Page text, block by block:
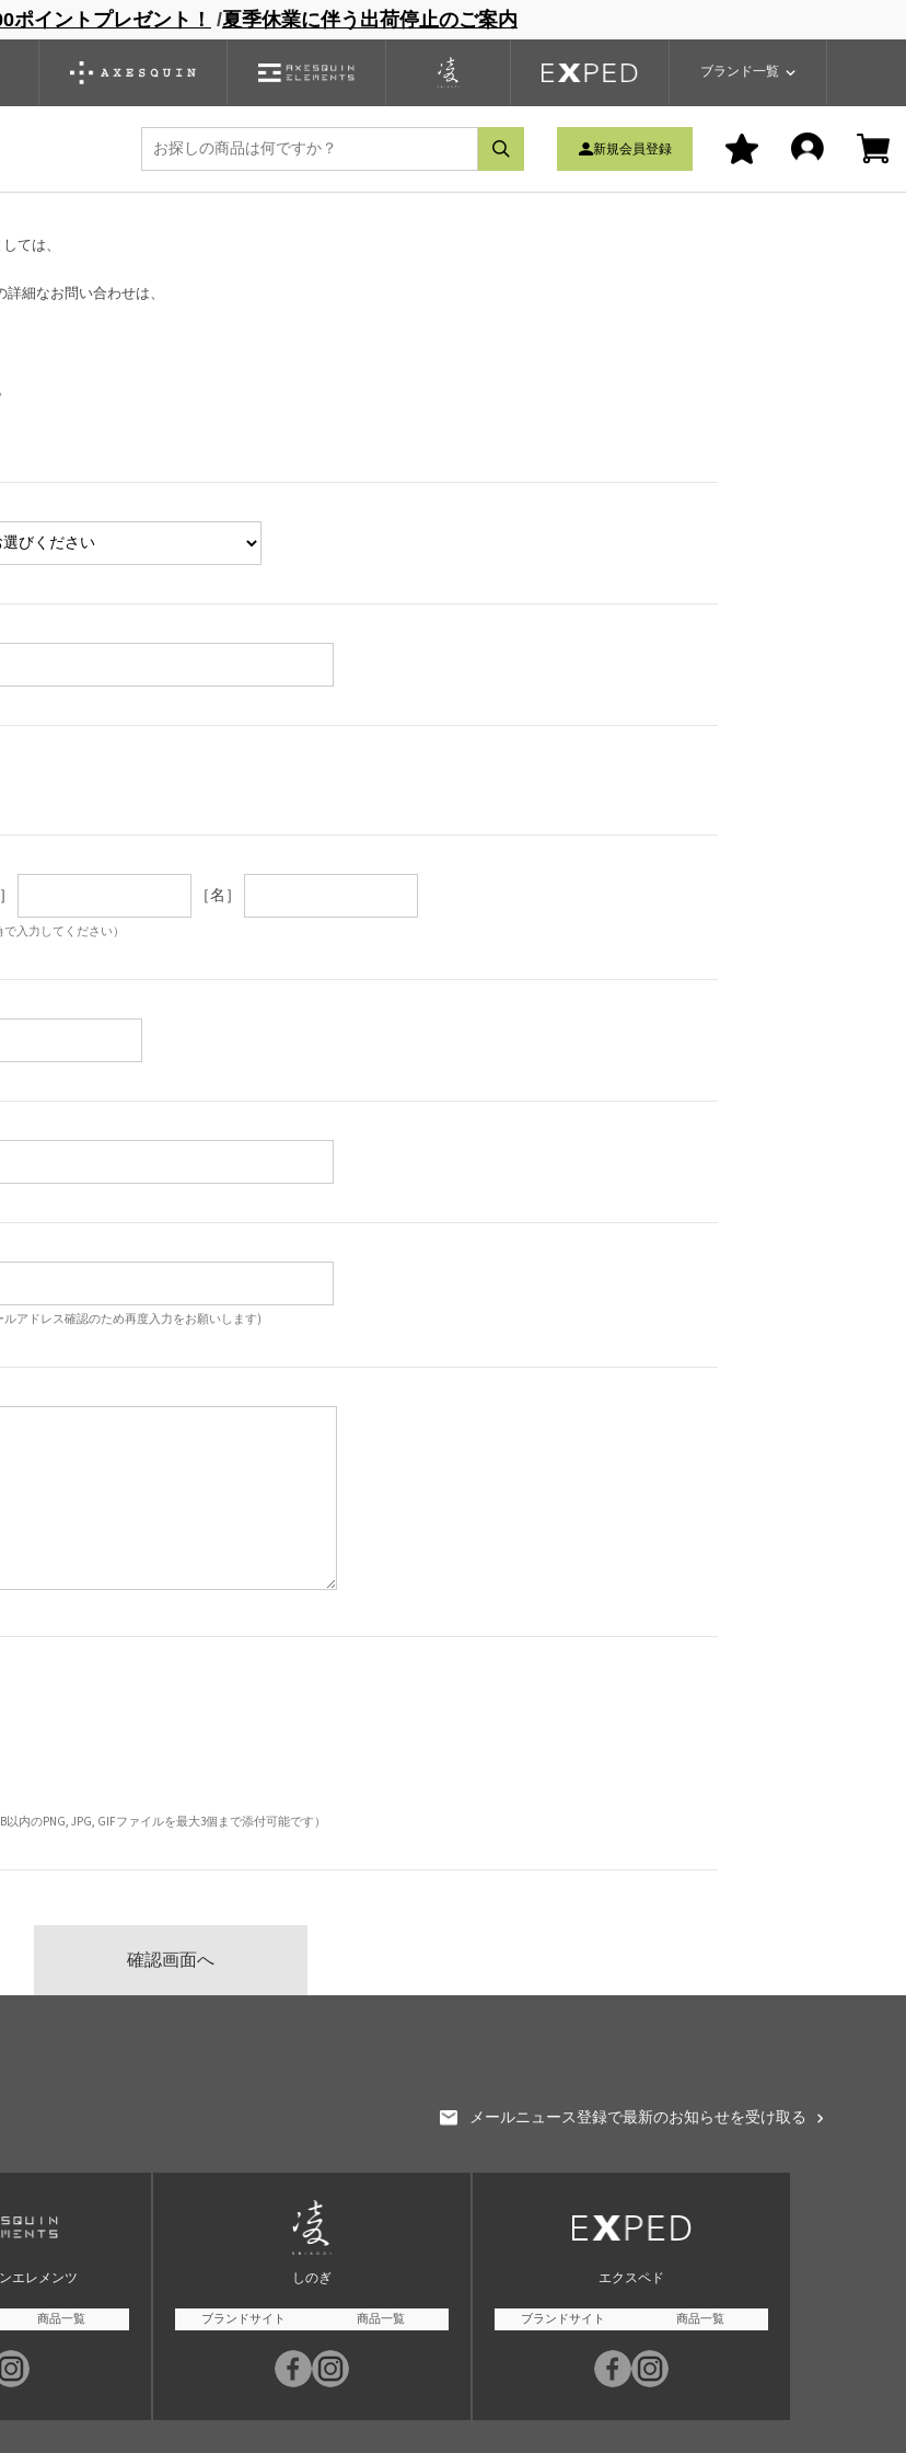
ポイントプレゼント！ /夏季休業に伴う出荷停止のご案内
ブランド一覧
商品一覧 ブランドサイト 商品一覧
新規会員登録
ック グローブ シノギング アウトレット
ては、
細なお問い合わせは、
［名］
で入力してください）
ルアドレス確認のため再度入力をお願いします)
以内のPNG, JPG, GIFファイルを最大3個まで添付可能です）
メールニュース登録で最新のお知らせを受け取る
エレメンツ
商品一覧
しのぎ
ブランドサイト 商品一覧
エクスペド
ブランドサイト 商品一覧